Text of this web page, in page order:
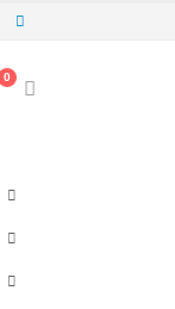
0